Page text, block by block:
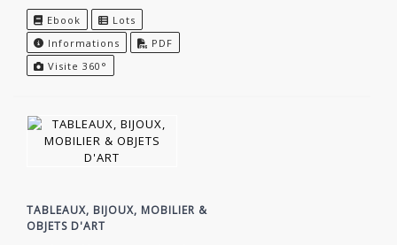
Ebook
Lots
Informations
PDF
Visite 360°
TABLEAUX, BIJOUX, MOBILIER &
OBJETS D'ART